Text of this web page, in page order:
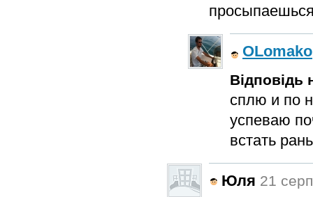
OLomako
Відповідь
сплю и по
успеваю
встать
Юля 21